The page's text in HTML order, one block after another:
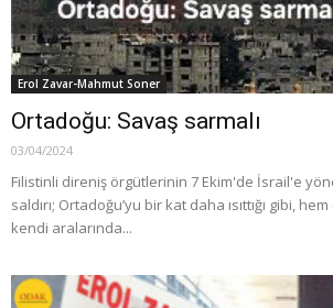
Erol Zavar-Mahmut Soner
Ortadoğu: Savaş sarmalı
03/04/2024
Filistinli direniş örgütlerinin 7 Ekim'de İsrail'e
saldırı; Ortadoğu’yu bir kat daha ısıttığı gibi,
kendi aralarında...